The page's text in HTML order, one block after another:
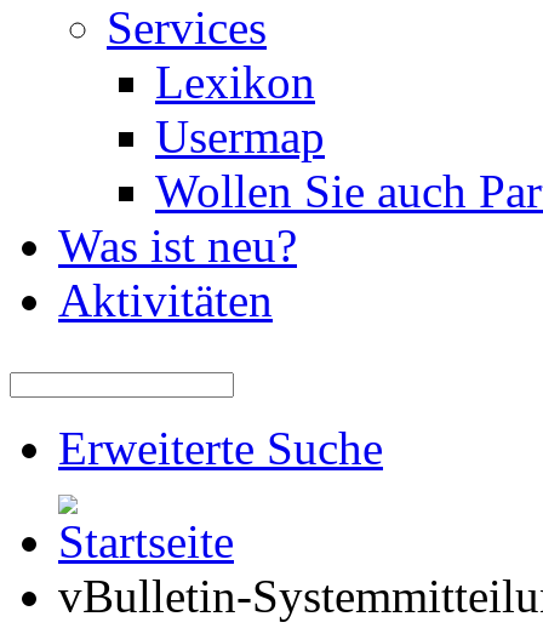
Services
Lexikon
Usermap
Wollen Sie auch
Was ist neu?
Aktivitäten
Erweiterte Suche
vBulletin-